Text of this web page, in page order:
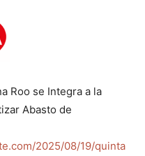
Roo se Integra a la
Abasto de
2025/08/19/quinta